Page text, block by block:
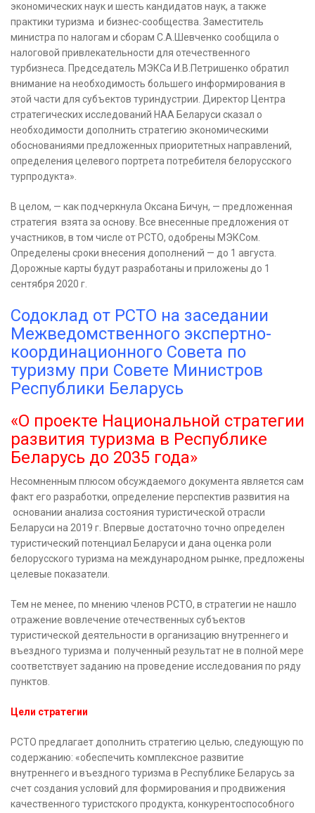
экономических наук и шесть кандидатов наук, а также
практики туризма и бизнес-сообщества. Заместитель
министра по налогам и сборам С.А.Шевченко сообщила о
налоговой привлекательности для отечественного
турбизнеса. Председатель МЭКСа И.В.Петришенко обратил
внимание на необходимость большего информирования в
этой части для субъектов туриндустрии. Директор Центра
стратегических исследований НАА Беларуси сказал о
необходимости дополнить стратегию экономическими
обоснованиями предложенных приоритетных направлений,
определения целевого портрета потребителя белорусского
турпродукта».
В целом, — как подчеркнула Оксана Бичун, — предложенная
стратегия взята за основу. Все внесенные предложения от
участников, в том числе от РСТО, одобрены МЭКСом.
Определены сроки внесения дополнений — до 1 августа.
Дорожные карты будут разработаны и приложены до 1
сентября 2020 г.
Содоклад от РСТО на заседании
Межведомственного экспертно-
координационного Совета по
туризму при Совете Министров
Республики Беларусь
«О проекте Национальной стратегии
развития туризма в Республике
Беларусь до 2035 года»
Несомненным плюсом обсуждаемого документа является сам
факт его разработки, определение перспектив развития на
основании анализа состояния туристической отрасли
Беларуси на 2019 г. Впервые достаточно точно определен
туристический потенциал Беларуси и дана оценка роли
белорусского туризма на международном рынке, предложены
целевые показатели.
Тем не менее, по мнению членов РСТО, в стратегии не нашло
отражение вовлечение отечественных субъектов
туристической деятельности в организацию внутреннего и
въездного туризма и полученный результат не в полной мере
соответствует заданию на проведение исследования по ряду
пунктов.
Цели стратегии
РСТО предлагает дополнить стратегию целью, следующую по
содержанию: «обеспечить комплексное развитие
внутреннего и въездного туризма в Республике Беларусь за
счет создания условий для формирования и продвижения
качественного туристского продукта, конкурентоспособного